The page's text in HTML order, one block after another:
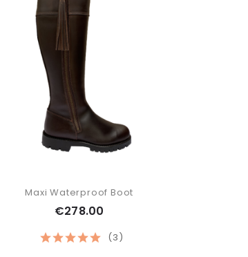
(3)
Maxi Waterproof Boot
€278.00